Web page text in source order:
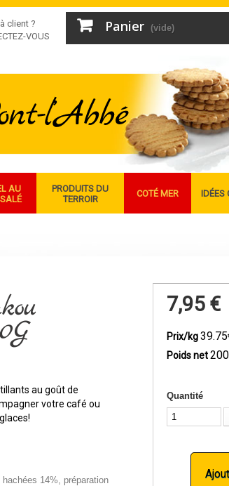
client ?
VOUS
Panier (vide)
AU
PRODUITS DU
TERROIR
COTÉ MER IDÉES
au goût de
votre café ou
14%, préparation
7,95 €
Prix/kg
Poids net
Quantité